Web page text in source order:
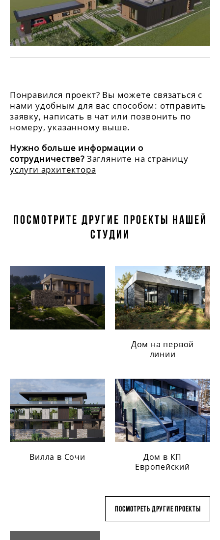
Понравился проект? Вы можете связаться с
нами удобным для вас способом: отправить
заявку, написать в чат или позвонить по
номеру, указанному выше.
Нужно больше информации о
сотрудничестве? Загляните на страницу
услуги архитектора
Посмотрите другие проекты нашей
студии
Дом на первой
линии
Вилла в Сочи
Дом в КП
Европейский
Посмотреть другие проекты